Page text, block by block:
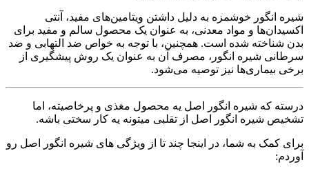
شیره انگور خوشمزه به دلیل داشتن ویتامین‌های مفید، آنتی
اکسیدان‌ها و مواد معدنی، به عنوان یک محصول سالم و مفید برای
بدن شناخته شده است. همچنین، با توجه به خواص ضد التهابی و ضد
سرطانی شیره انگور، مصرف آن به عنوان یک روش پیشگیری از
برخی بیماری‌ها نیز توصیه می‌شود.
درسته که شیره انگور اصل یه محصول مغذی و پرخاصیته، اما
تشخیص شیره انگور اصل از تقلبی میتونه یه کار سختی باشه.
برای کمک به شما، در اینجا چند تا از ویژگی های شیره انگور اصل رو
آوردم: